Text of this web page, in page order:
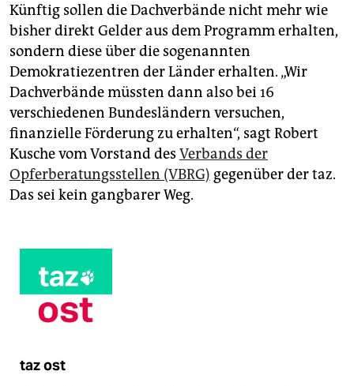
Künftig sollen die Dachverbände nicht mehr wie
bisher direkt Gelder aus dem Programm erhalten,
sondern diese über die sogenannten
Demokratiezentren der Länder erhalten. „Wir
Dachverbände müssten dann also bei 16
verschiedenen Bundesländern versuchen,
finanzielle Förderung zu erhalten“, sagt Robert
Kusche vom Vorstand des Verbands der
Opferberatungsstellen (VBRG) gegenüber der taz.
Das sei kein gangbarer Weg.
taz ost